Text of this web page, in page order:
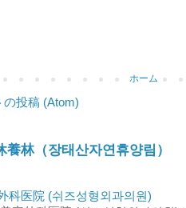
ホーム
の投稿 (Atom)
養林（장태산자연휴양림）
科医院 (쉬즈성형외과의원)